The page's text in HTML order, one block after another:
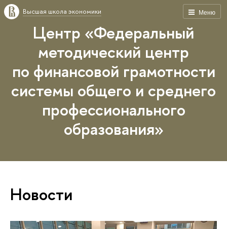
Меню
Высшая школа экономики
Центр «Федеральный
методический центр
по финансовой грамотности
системы общего и среднего
профессионального
образования»
Новости